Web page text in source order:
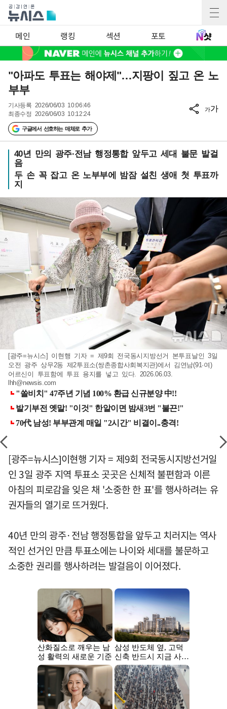
메인 랭킹 섹션 포토
"아파도 투표는 해야제"…지팡이 짚고 온 노
부부
기사등록 2026/06/03 10:06:46
최종수정 2026/06/03 10:12:24
구글에서 선호하는 매체로 추가
가가
40년 만의 광주·전남 행정통합 앞두고 세대 불문 발걸
음
두 손 꼭 잡고 온 노부부에 밤잠 설친 생애 첫 투표까
지
[광주=뉴시스] 이현행 기자 = 제9회 전국동시지방선거 본투표날인 3일
오전 광주 상무2동 제2투표소(쌍촌종합사회복지관)에서 김연남(91·여)
어르신이 투표함에 투표 용지를 넣고 있다. 2026.06.03.
lhh@newsis.com
[광주=뉴시스]이현행 기자 = 제9회 전국동시지방선거일
인 3일 광주 지역 투표소 곳곳은 신체적 불편함과 이른
아침의 피로감을 잊은 채 '소중한 한 표'를 행사하려는 유
권자들의 열기로 뜨거웠다.
40년 만의 광주·전남 행정통합을 앞두고 치러지는 역사
적인 선거인 만큼 투표소에는 나이와 세대를 불문하고
소중한 권리를 행사하려는 발걸음이 이어졌다.